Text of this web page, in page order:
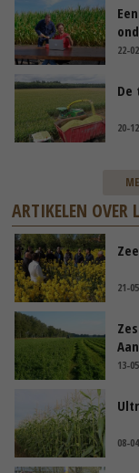
22-
De
20-
ARTIKELEN OVER
21-
13-
08-